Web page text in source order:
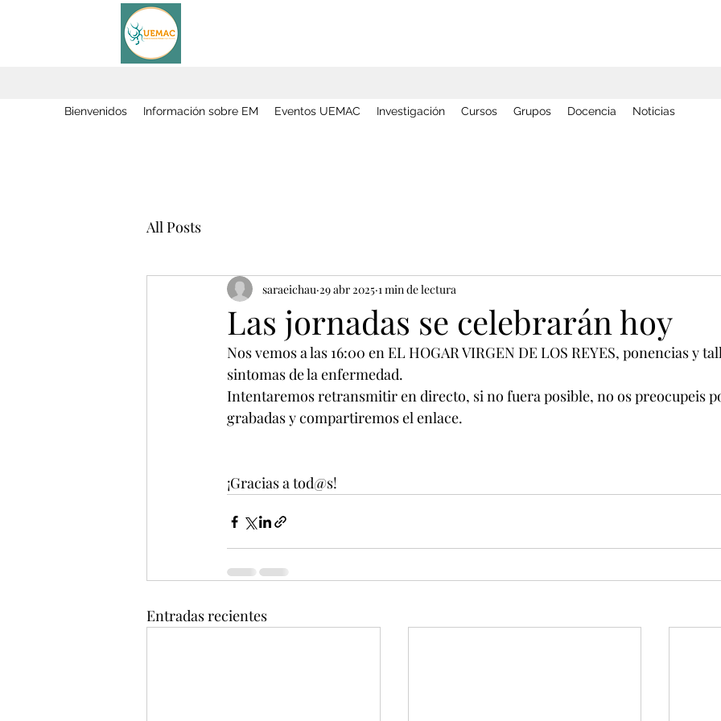
Bienvenidos Información sobre EM Eventos UEMAC Investigación Cursos Grupos Docencia Noticias
All Posts
Las jornadas se celebrarán hoy
saraeichau 29 abr 2025 1 min de lectura
Nos vemos a las 16:00 en EL HOGAR VIRGEN DE LOS REYES, ponencias y
sintomas de la enfermedad.
Intentaremos retransmitir en directo, si no fuera posible, no os preocupeis
grabadas y compartiremos el enlace.
¡Gracias a tod@s!
Entradas recientes